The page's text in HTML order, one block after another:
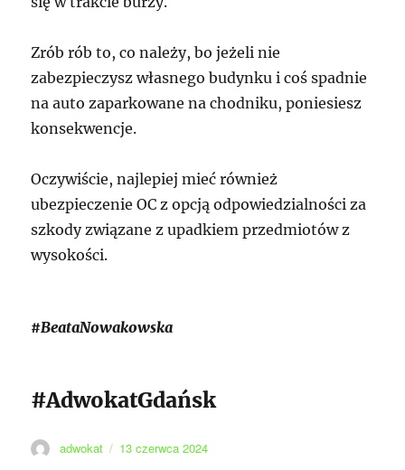
Zrób rób to, co należy, bo jeżeli nie
zabezpieczysz własnego budynku i coś spadnie
na auto zaparkowane na chodniku, poniesiesz
konsekwencje.
Oczywiście, najlepiej mieć również
ubezpieczenie OC z opcją odpowiedzialności za
szkody związane z upadkiem przedmiotów z
wysokości.
#BeataNowakowska
#AdwokatGdańsk
Autor
adwokat
Data
13 czerwca 2024